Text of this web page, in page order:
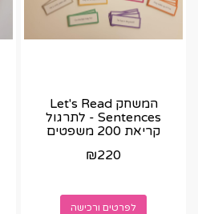
המשחק Let's Read
Sentences - לתרגול
קריאת 200 משפטים
₪220
לפרטים ורכישה